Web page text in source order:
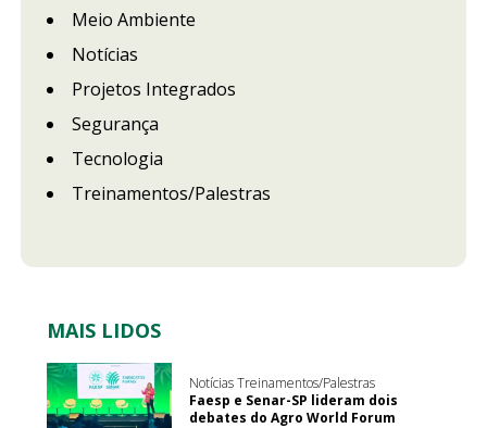
Meio Ambiente
Notícias
Projetos Integrados
Segurança
Tecnologia
Treinamentos/Palestras
MAIS LIDOS
Notícias Treinamentos/Palestras
Faesp e Senar-SP lideram dois
debates do Agro World Forum